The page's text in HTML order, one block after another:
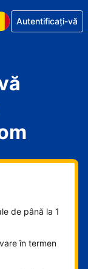
Autentificați-vă
de până la 1
în termen